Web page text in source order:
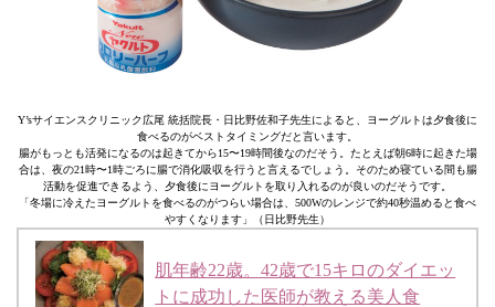
Y’sサイエンスクリニック広尾 統括院長・日比野佐和子先生によると、ヨーグルトは夕食後に
食べるのがベストタイミングだと言います。
腸がもっとも活発になるのは起きてから15〜19時間後なのだそう。たとえば朝6時に起きた場
合は、夜の21時〜1時ごろに腸で消化吸収を行うと言えるでしょう。そのため寝ている間も腸
活動を促進できるよう、夕食後にヨーグルトを取り入れるのが良いのだそうです。
「冬場に冷えたヨーグルトを食べるのがつらい場合は、500Wのレンジで約40秒温めると食べ
やすくなります」（日比野先生）
肌年齢22歳。42歳で15キロのダイエッ
トに成功した医師が教える美人食